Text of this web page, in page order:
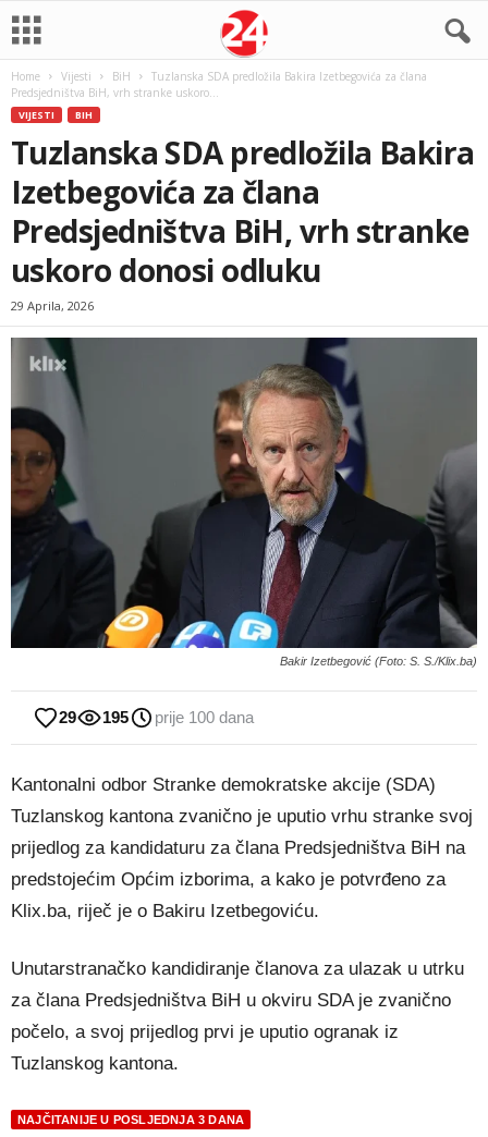
Home Vijesti BiH
Tuzlanska SDA predložila Bakira Izetbegovića za člana
Predsjedništva BiH, vrh stranke uskoro...
VIJESTI BIH
Tuzlanska SDA predložila Bakira
Izetbegovića za člana
Predsjedništva BiH, vrh stranke
uskoro donosi odluku
29 Aprila, 2026
Bakir Izetbegović (Foto: S. S./Klix.ba)
29 195 prije 100 dana
Kantonalni odbor Stranke demokratske akcije (SDA)
Tuzlanskog kantona zvanično je uputio vrhu stranke svoj
prijedlog za kandidaturu za člana Predsjedništva BiH na
predstojećim Općim izborima, a kako je potvrđeno za
Klix.ba, riječ je o Bakiru Izetbegoviću.
Unutarstranačko kandidiranje članova za ulazak u utrku
za člana Predsjedništva BiH u okviru SDA je zvanično
počelo, a svoj prijedlog prvi je uputio ogranak iz
Tuzlanskog kantona.
NAJČITANIJE U POSLJEDNJA 3 DANA